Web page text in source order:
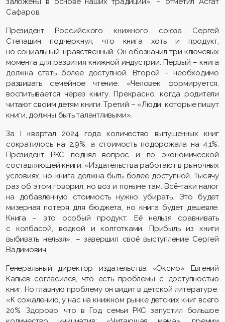
Сафаров.
Президент Российского книжного союза Сергей
Степашин подчеркнул, что книга хоть и продукт,
но социальный, нравственный. Он обозначил три ключевых
момента для развития книжной индустрии. Первый – книга
должна стать более доступной. Второй – необходимо
развивать семейное чтение. «Человек формируется,
воспитывается через книгу. Прекрасно, когда родители
читают своим детям книги. Третий – «Люди, которые пишут
книги, должны быть талантливыми».
За I квартал 2024 года количество выпущенных книг
сократилось на 2,9%, а стоимость подорожала на 4,1%.
Президент РКС поднял вопрос и по экономической
составляющей книги. «Издательства работают в рыночных
условиях, но книга должна быть более доступной. Тысячу
раз об этом говорил, но воз и поныне там. Всё-таки налог
на добавленную стоимость нужно убирать. Это будет
мизерная потеря для бюджета, но книга будет дешевле.
Книга – это особый продукт. Её нельзя сравнивать
с колбасой, водкой и колготками. Прибыль из книги
выбивать нельзя», – завершил своё выступление Сергей
Вадимович.
Генеральный директор издательства «Эксмо» Евгений
Капьёв согласился, что есть проблемы с доступностью
книг. Но главную проблему он видит в детской литературе:
«К сожалению, у нас на книжном рынке детских книг всего
20%. Здорово, что в Год семьи РКС запустил большое